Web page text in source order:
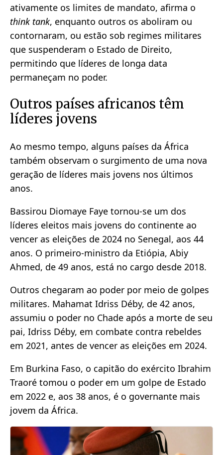
ativamente os limites de mandato, afirma o
think tank, enquanto outros os aboliram ou
contornaram, ou estão sob regimes militares
que suspenderam o Estado de Direito,
permitindo que líderes de longa data
permaneçam no poder.
Outros países africanos têm
líderes jovens
Ao mesmo tempo, alguns países da África
também observam o surgimento de uma nova
geração de líderes mais jovens nos últimos
anos.
Bassirou Diomaye Faye tornou-se um dos
líderes eleitos mais jovens do continente ao
vencer as eleições de 2024 no Senegal, aos 44
anos. O primeiro-ministro da Etiópia, Abiy
Ahmed, de 49 anos, está no cargo desde 2018.
Outros chegaram ao poder por meio de golpes
militares. Mahamat Idriss Déby, de 42 anos,
assumiu o poder no Chade após a morte de seu
pai, Idriss Déby, em combate contra rebeldes
em 2021, antes de vencer as eleições em 2024.
Em Burkina Faso, o capitão do exército Ibrahim
Traoré tomou o poder em um golpe de Estado
em 2022 e, aos 38 anos, é o governante mais
jovem da África.